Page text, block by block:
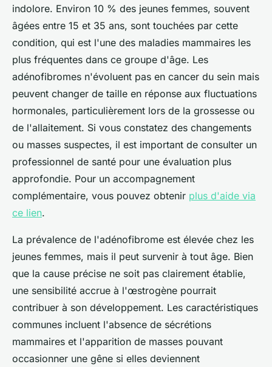
indolore. Environ 10 % des jeunes femmes, souvent
âgées entre 15 et 35 ans, sont touchées par cette
condition, qui est l'une des maladies mammaires les
plus fréquentes dans ce groupe d'âge. Les
adénofibromes n'évoluent pas en cancer du sein mais
peuvent changer de taille en réponse aux fluctuations
hormonales, particulièrement lors de la grossesse ou
de l'allaitement. Si vous constatez des changements
ou masses suspectes, il est important de consulter un
professionnel de santé pour une évaluation plus
approfondie. Pour un accompagnement
complémentaire, vous pouvez obtenir plus d'aide via
ce lien.
La prévalence de l'adénofibrome est élevée chez les
jeunes femmes, mais il peut survenir à tout âge. Bien
que la cause précise ne soit pas clairement établie,
une sensibilité accrue à l'œstrogène pourrait
contribuer à son développement. Les caractéristiques
communes incluent l'absence de sécrétions
mammaires et l'apparition de masses pouvant
occasionner une gêne si elles deviennent